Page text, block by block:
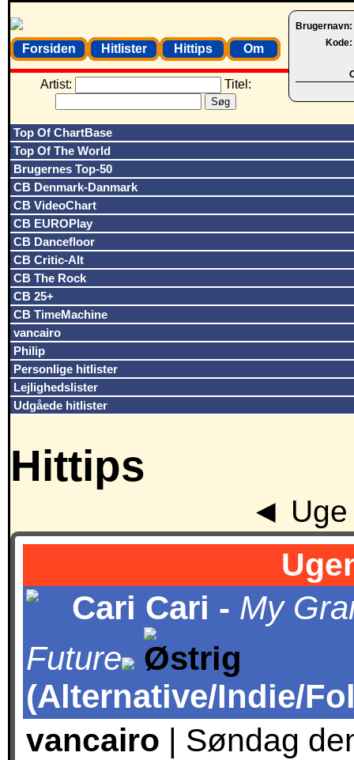
Brugernavn:
Kode:
Forsiden Hitlister Hittips Om
Artist: Titel:
Top Of ChartBase
Top Of The World
Brugernes Top-50
CB Denmark-Danmark
CB VideoChart
CB EUROPlay
CB Dancefloor
CB Critic-Alt
CB The Rock
CB 25+
CB TimeMachine
vancairo
Philip
Personlige hitlister
Lejlighedslister
Udgåede hitlister
Hittips
◄
Cari Cari - My
Future
(Alternative/Indie/
vancairo | Søndag